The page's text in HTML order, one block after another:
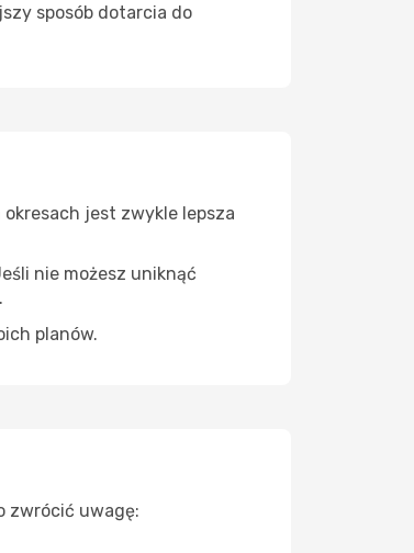
sposób dotarcia do
okresach jest zwykle lepsza
nie możesz uniknąć
planów.
zwrócić uwagę: